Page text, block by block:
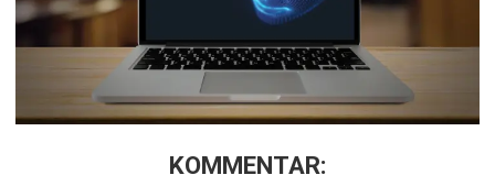
KOMMENTAR: